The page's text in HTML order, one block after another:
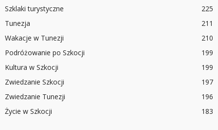
Szklaki turystyczne
225
Tunezja
211
Wakacje w Tunezji
210
Podróżowanie po Szkocji
199
Kultura w Szkocji
199
Zwiedzanie Szkocji
197
Zwiedzanie Tunezji
196
Życie w Szkocji
183